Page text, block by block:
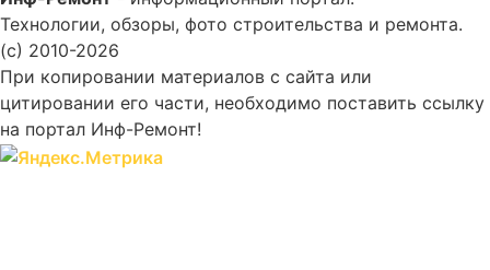
Технологии, обзоры, фото строительства и ремонта.
(c) 2010-2026
При копировании материалов с сайта или
цитировании его части, необходимо поставить ссылку
на портал Инф-Ремонт!